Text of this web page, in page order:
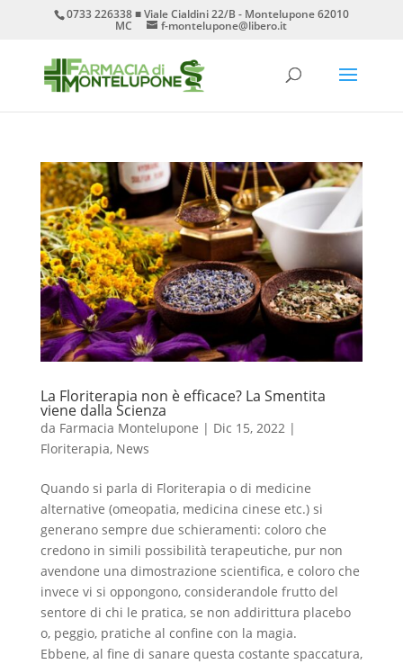
0733 226338 ■ Viale Cialdini 22/B - Montelupone 62010
MC f-montelupone@libero.it
La Floriterapia non è efficace? La Smentita
viene dalla Scienza
da Farmacia Montelupone | Dic 15, 2022 |
Floriterapia, News
Quando si parla di Floriterapia o di medicine
alternative (omeopatia, medicina cinese etc.) si
generano sempre due schieramenti: coloro che
credono in simili possibilità terapeutiche, pur non
avendone una dimostrazione scientifica, e coloro che
invece vi si oppongono, considerandole frutto del
sentore di chi le pratica, se non addirittura placebo
o, peggio, pratiche al confine con la magia.
Ebbene, al fine di sanare questa costante spaccatura,